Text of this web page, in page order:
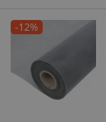
-12%